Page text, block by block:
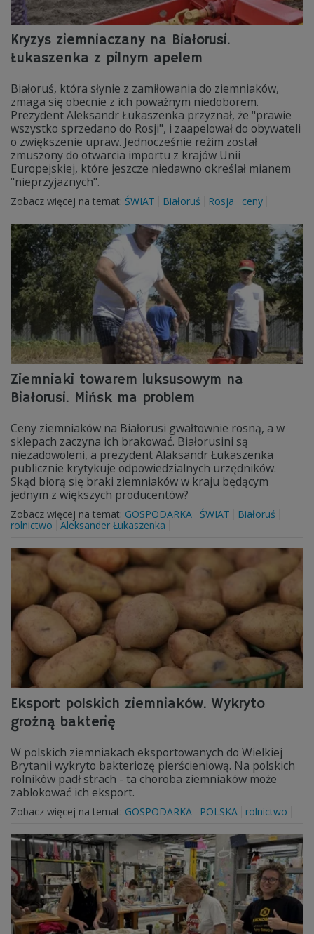
Kryzys ziemniaczany na Białorusi.
Łukaszenka z pilnym apelem
Białoruś, która słynie z zamiłowania do ziemniaków,
zmaga się obecnie z ich poważnym niedoborem.
Prezydent Aleksandr Łukaszenka przyznał, że "prawie
wszystko sprzedano do Rosji", i zaapelował do obywateli
o zwiększenie upraw. Jednocześnie reżim został
zmuszony do otwarcia importu z krajów Unii
Europejskiej, które jeszcze niedawno określał mianem
"nieprzyjaznych".
Zobacz więcej na temat: ŚWIAT Białoruś Rosja ceny
Ziemniaki towarem luksusowym na
Białorusi. Mińsk ma problem
Ceny ziemniaków na Białorusi gwałtownie rosną, a w
sklepach zaczyna ich brakować. Białorusini są
niezadowoleni, a prezydent Alaksandr Łukaszenka
publicznie krytykuje odpowiedzialnych urzędników.
Skąd biorą się braki ziemniaków w kraju będącym
jednym z większych producentów?
Zobacz więcej na temat: GOSPODARKA ŚWIAT
Białoruś
rolnictwo
Aleksander Łukaszenka
Eksport polskich ziemniaków. Wykryto
groźną bakterię
W polskich ziemniakach eksportowanych do Wielkiej
Brytanii wykryto bakteriozę pierścieniową. Na polskich
rolników padł strach - ta choroba ziemniaków może
zablokować ich eksport.
Zobacz więcej na temat: GOSPODARKA POLSKA rolnictwo